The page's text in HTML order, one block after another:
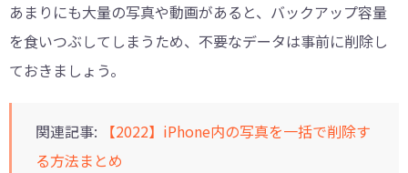
あまりにも大量の写真や動画があると、バックアップ容量
を食いつぶしてしまうため、不要なデータは事前に削除し
ておきましょう。
関連記事:
【2022】iPhone内の写真を一括で削除す
る方法まとめ